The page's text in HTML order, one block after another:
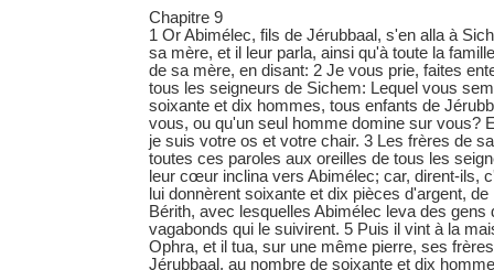
Chapitre 9
1 Or Abimélec, fils de Jérubbaal, s'en alla à
sa mère, et il leur parla, ainsi qu'à toute la
de sa mère, en disant: 2 Je vous prie, faites
tous les seigneurs de Sichem: Lequel vous
soixante et dix hommes, tous enfants de
vous, ou qu'un seul homme domine sur vous?
je suis votre os et votre chair. 3 Les frères de
toutes ces paroles aux oreilles de tous les
leur cœur inclina vers Abimélec; car, dirent-ils,
lui donnèrent soixante et dix pièces d'argent,
Bérith, avec lesquelles Abimélec leva des gens
vagabonds qui le suivirent. 5 Puis il vint à la
Ophra, et il tua, sur une même pierre, ses
Jérubbaal, au nombre de soixante et dix